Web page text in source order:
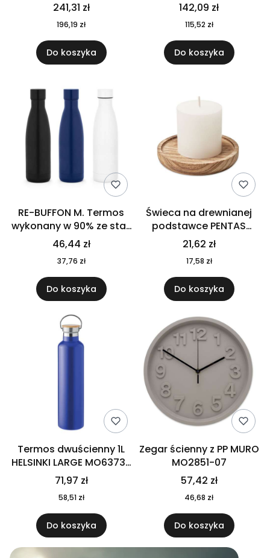
241,31 zł
196,19 zł
Do koszyka
142,09 zł
115,52 zł
Do koszyka
RE-BUFFON M. Termos
wykonany w 90% ze stali
nierdzewnej
pochodzącej z
recyklingu 520 ml 94294
46,44 zł
37,76 zł
Do koszyka
Świeca na drewnianej
podstawce PENTAS
MO6282-40
21,62 zł
17,58 zł
Do koszyka
Termos dwuścienny 1L
HELSINKI LARGE MO6373-
04
71,97 zł
58,51 zł
Do koszyka
Zegar ścienny z PP MURO
MO2851-07
57,42 zł
46,68 zł
Do koszyka